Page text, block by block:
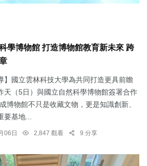
學博物館 打造博物館教育新未來 跨
】國立雲林科技大學為共同打造更具前瞻
天（5日）與國立自然科學博物館簽署合作
博物館不只是收藏文物，更是知識創新、
基地...
06日 2,847 觀看 9 分享